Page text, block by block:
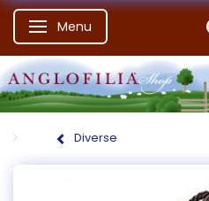
Skifte navigation
Menu
Diverse